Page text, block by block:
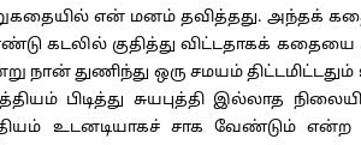
சிறுகதையில் என் மனம் தவித்தது.
குதித்து விட்டதாகக் கதையை
துணிந்து ஒரு சமயம்
சுயபுத்தி இல்லாத
உடனடியாகச் சாக